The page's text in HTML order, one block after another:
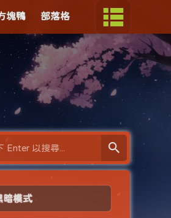
塊鴨 部落格
暗模式